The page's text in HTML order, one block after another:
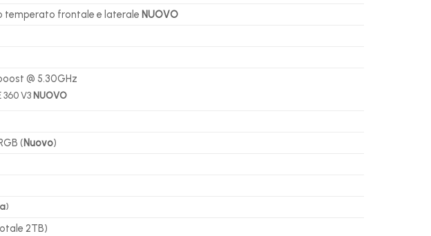
temperato frontale e laterale NUOVO
@ 5.30GHz
V3 NUOVO
(Nuovo)
)
2TB)